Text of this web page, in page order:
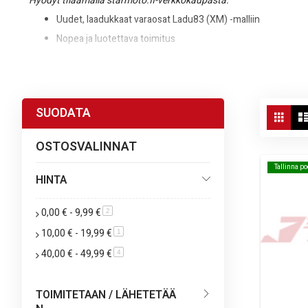
Uudet, laadukkaat varaosat Ladu83 (XM) -malliin
Nopea ja luotettava toimitus
View
as
Tallinna
Tallinna
SUODATA
OSTOSVALINNAT
HINTA
0,00 € -9,99 € 2tuote
10,00 € - 19,99 € 1
40,00 € -49,99 € 4tuote
TOIMITETAAN / LÄHETETÄÄ